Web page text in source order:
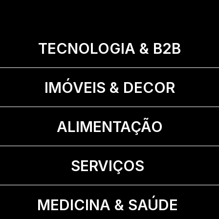
projetos
TECNOLOGIA & B2B
TECNOLOGIA
TECNOLOGIA
IMÓVEIS & DECOR
IMÓVEIS &
IMÓVEIS &
ALIMENTAÇÃO
ALIMENTAÇÃO
ALIMENTAÇÃO
SERVIÇOS
SERVIÇOS
SERVIÇOS
MEDICINA & SAÚDE